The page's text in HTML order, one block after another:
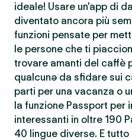
ideale! Usare un'app di
diventato ancora più
funzioni pensate per
le persone che ti
trovare amanti del caffè
qualcunə da sfidare sui
parti per una vacanza o
la funzione Passport per
interessanti in oltre 190
40 lingue diverse. E